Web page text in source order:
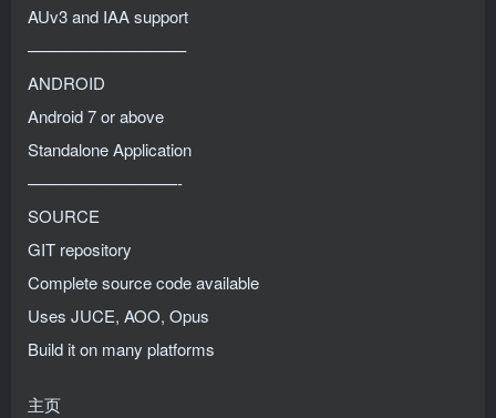
AUv3 and IAA support
—————————–
ANDROID
Android 7 or above
Standalone Application
—————————-
SOURCE
GIT repository
Complete source code available
Uses JUCE, AOO, Opus
Build it on many platforms
主页